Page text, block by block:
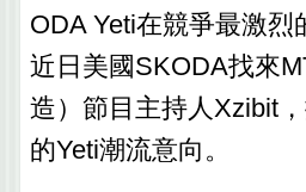
ODA Yeti在競爭最激
近日美國SKODA找來
造）節目主持人Xzibit
的Yeti潮流意向。